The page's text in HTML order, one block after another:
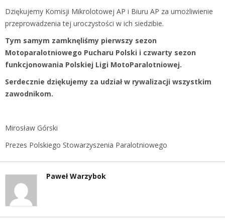
Dziękujemy Komisji Mikrolotowej AP i Biuru AP za umożliwienie
przeprowadzenia tej uroczystości w ich siedzibie.
Tym samym zamknęliśmy pierwszy sezon
Motoparalotniowego Pucharu Polski i czwarty sezon
funkcjonowania Polskiej Ligi MotoParalotniowej.
Serdecznie dziękujemy za udział w rywalizacji wszystkim
zawodnikom.
Mirosław Górski
Prezes Polskiego Stowarzyszenia Paralotniowego
Paweł Warzybok